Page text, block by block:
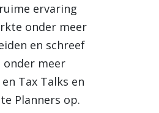
ervaring
onder meer
en schreef
onder meer
Tax Talks en
Planners op.